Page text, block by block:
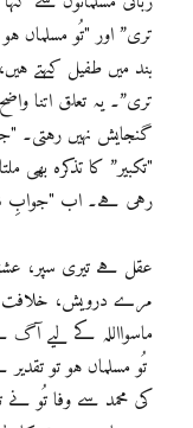
تری” اور "تُو مسلماں
بند میں طفیل کہتے
تری”۔ یہ تعلق اتنا
گنجایش نہیں رہتی۔
"تکبیر” کا تذکرہ
رہی ہے۔ اب "جوابِ
عقل ہے تیری سپر،
مرے درویش، خلافت
ماسوااللہ کے لیے آگ
تُو مسلماں ہو تو
کی محمد سے وفا تُو